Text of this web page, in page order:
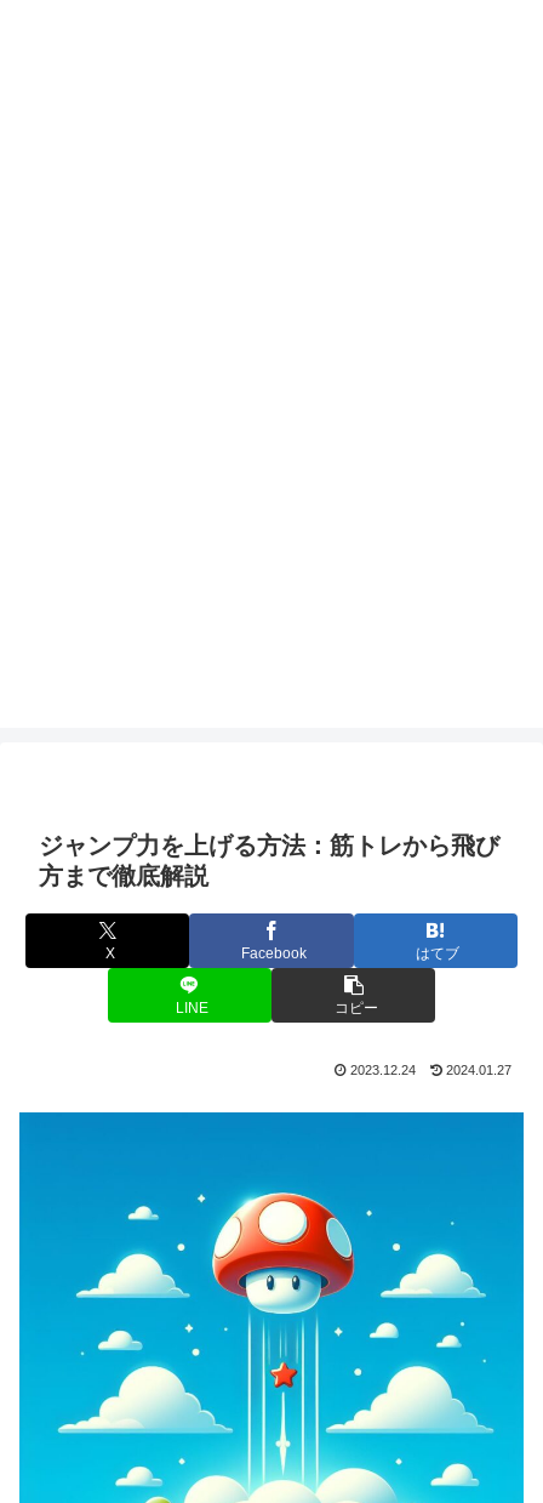
ジャンプ力を上げる方法：筋トレから飛び
方まで徹底解説
X Facebook はてブ
LINE コピー
2023.12.24 2024.01.27